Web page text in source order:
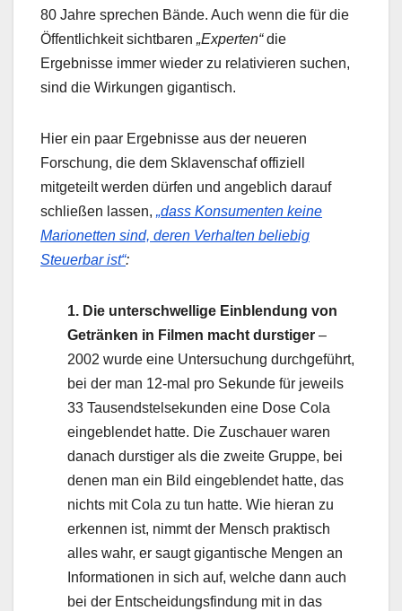
80 Jahre sprechen Bände. Auch wenn die für die
Öffentlichkeit sichtbaren „Experten“die
Ergebnisse immer wieder zu relativieren suchen,
sind die Wirkungen gigantisch.
Hier ein paar Ergebnisse aus der neueren
Forschung, die dem Sklavenschaf offiziell
mitgeteilt werden dürfen und angeblich darauf
schließen lassen, „dass Konsumenten keine
Marionetten sind, deren Verhalten beliebig
Steuerbar ist“:
1. Die unterschwellige Einblendung von
Getränken in Filmen macht durstiger –
2002 wurde eine Untersuchung durchgeführt,
bei der man 12-mal pro Sekunde für jeweils
33 Tausendstelsekunden eine Dose Cola
eingeblendet hatte. Die Zuschauer waren
danach durstiger als die zweite Gruppe, bei
denen man ein Bild eingeblendet hatte, das
nichts mit Cola zu tun hatte. Wie hieran zu
erkennen ist, nimmt der Mensch praktisch
alles wahr, er saugt gigantische Mengen an
Informationen in sich auf, welche dann auch
bei der Entscheidungsfindung mit in das